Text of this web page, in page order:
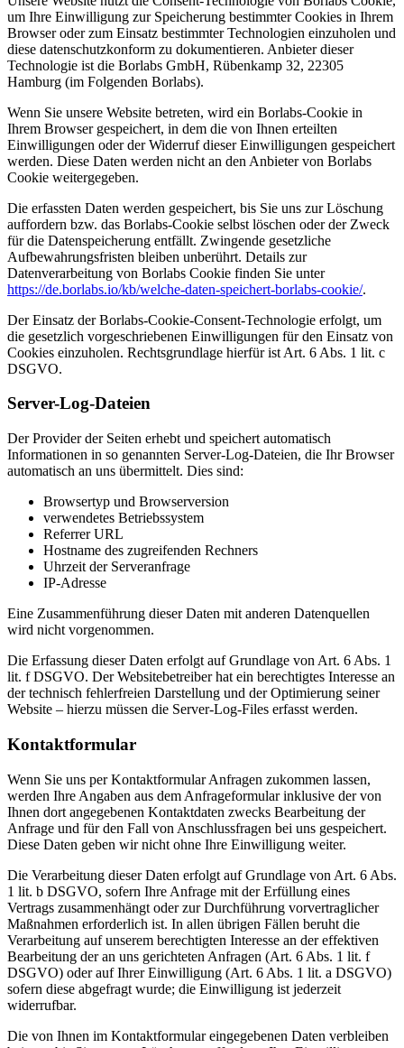
um Ihre Einwilligung zur Speicherung bestimmter Cookies in Ihrem
Browser oder zum Einsatz bestimmter Technologien einzuholen und
diese datenschutzkonform zu dokumentieren. Anbieter dieser
Technologie ist die Borlabs GmbH, Rübenkamp 32, 22305
Hamburg (im Folgenden Borlabs).
Wenn Sie unsere Website betreten, wird ein Borlabs-Cookie in
Ihrem Browser gespeichert, in dem die von Ihnen erteilten
Einwilligungen oder der Widerruf dieser Einwilligungen gespeichert
werden. Diese Daten werden nicht an den Anbieter von Borlabs
Cookie weitergegeben.
Die erfassten Daten werden gespeichert, bis Sie uns zur Löschung
auffordern bzw. das Borlabs-Cookie selbst löschen oder der Zweck
für die Datenspeicherung entfällt. Zwingende gesetzliche
Aufbewahrungsfristen bleiben unberührt. Details zur
Datenverarbeitung von Borlabs Cookie finden Sie unter
https://de.borlabs.io/kb/welche-daten-speichert-borlabs-cookie/.
Der Einsatz der Borlabs-Cookie-Consent-Technologie erfolgt, um
die gesetzlich vorgeschriebenen Einwilligungen für den Einsatz von
Cookies einzuholen. Rechtsgrundlage hierfür ist Art. 6 Abs. 1 lit. c
DSGVO.
Server-Log-Dateien
Der Provider der Seiten erhebt und speichert automatisch
Informationen in so genannten Server-Log-Dateien, die Ihr Browser
automatisch an uns übermittelt. Dies sind:
Browsertyp und Browserversion
verwendetes Betriebssystem
Referrer URL
Hostname des zugreifenden Rechners
Uhrzeit der Serveranfrage
IP-Adresse
Eine Zusammenführung dieser Daten mit anderen Datenquellen
wird nicht vorgenommen.
Die Erfassung dieser Daten erfolgt auf Grundlage von Art. 6 Abs. 1
lit. f DSGVO. Der Websitebetreiber hat ein berechtigtes Interesse an
der technisch fehlerfreien Darstellung und der Optimierung seiner
Website – hierzu müssen die Server-Log-Files erfasst werden.
Kontaktformular
Wenn Sie uns per Kontaktformular Anfragen zukommen lassen,
werden Ihre Angaben aus dem Anfrageformular inklusive der von
Ihnen dort angegebenen Kontaktdaten zwecks Bearbeitung der
Anfrage und für den Fall von Anschlussfragen bei uns gespeichert.
Diese Daten geben wir nicht ohne Ihre Einwilligung weiter.
Die Verarbeitung dieser Daten erfolgt auf Grundlage von Art. 6 Abs.
1 lit. b DSGVO, sofern Ihre Anfrage mit der Erfüllung eines
Vertrags zusammenhängt oder zur Durchführung vorvertraglicher
Maßnahmen erforderlich ist. In allen übrigen Fällen beruht die
Verarbeitung auf unserem berechtigten Interesse an der effektiven
Bearbeitung der an uns gerichteten Anfragen (Art. 6 Abs. 1 lit. f
DSGVO) oder auf Ihrer Einwilligung (Art. 6 Abs. 1 lit. a DSGVO)
sofern diese abgefragt wurde; die Einwilligung ist jederzeit
widerrufbar.
Die von Ihnen im Kontaktformular eingegebenen Daten verbleiben